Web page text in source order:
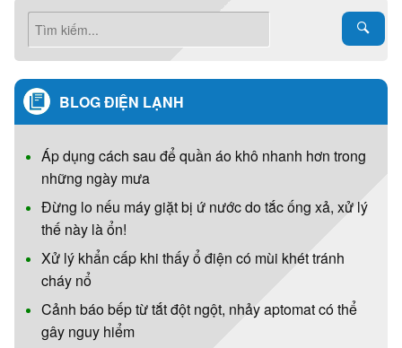
BLOG ĐIỆN LẠNH
Áp dụng cách sau để quần áo khô nhanh hơn trong
những ngày mưa
Đừng lo nếu máy giặt bị ứ nước do tắc ống xả, xử lý
thế này là ổn!
Xử lý khẩn cấp khi thấy ổ điện có mùi khét tránh
cháy nổ
Cảnh báo bếp từ tắt đột ngột, nhảy aptomat có thể
gây nguy hiểm